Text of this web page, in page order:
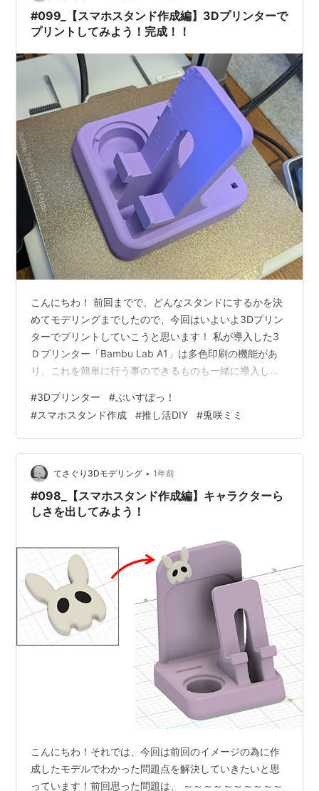
#099_【スマホスタンド作成編】3Dプリンターで
プリントしてみよう！完成！！
こんにちわ！ 前回までで、どんなスタンドにするかを決
めてモデリングまでしたので、今回はいよいよ3Dプリン
ターでプリントしていこうと思います！ 私が導入した3
Ｄプリンター「Bambu Lab A1」は多色印刷の機能があ
り、これを簡単に行う事のできるものも一緒に導入して
メントを捨てる為、時間とフィラメントが多くかかって
しまいます。 なので、今回は色ごとに分けてプリントを
していきたいと思います。という事で、今回あることは
以下の様になります！がんばっていきます！ 【やるこ
と！】～～～～～～～～～～～～～～～～～～～～ ①ス
タンド部分のプリント ②背面パ…
#3Dプリンター #ぶいすぽっ！
#スマホスタンド作成 #推し活DIY #兎咲ミミ
てさぐり3Dモデリング • 1年前
#098_【スマホスタンド作成編】キャラクターら
しさを出してみよう！
こんにちわ！それでは、今回は前回のイメージの為に作
成したモデルでわかった問題点を解決していきたいと思
っています！前回思った問題は、 ～～～～～～～～～～